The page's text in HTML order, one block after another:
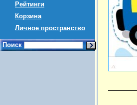
Рейтинги
Корзина
Личное пространство
Поиск